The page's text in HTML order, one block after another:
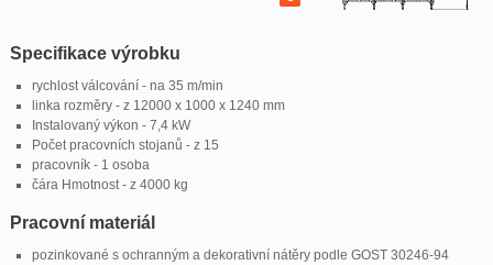
Specifikace výrobku
rychlost válcování - na 35 m/min
linka rozměry - z 12000 x 1000 x 1240 mm
Instalovaný výkon - 7,4 kW
Počet pracovních stojanů - z 15
pracovník - 1 osoba
čára Hmotnost - z 4000 kg
Pracovní materiál
pozinkované s ochranným a dekorativní nátěry podle GOST 30246-94